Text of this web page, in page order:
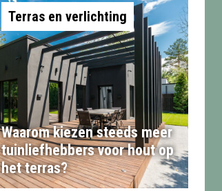
Terras en verlichting
Waarom kiezen steeds meer
tuinliefhebbers voor hout op
het terras?